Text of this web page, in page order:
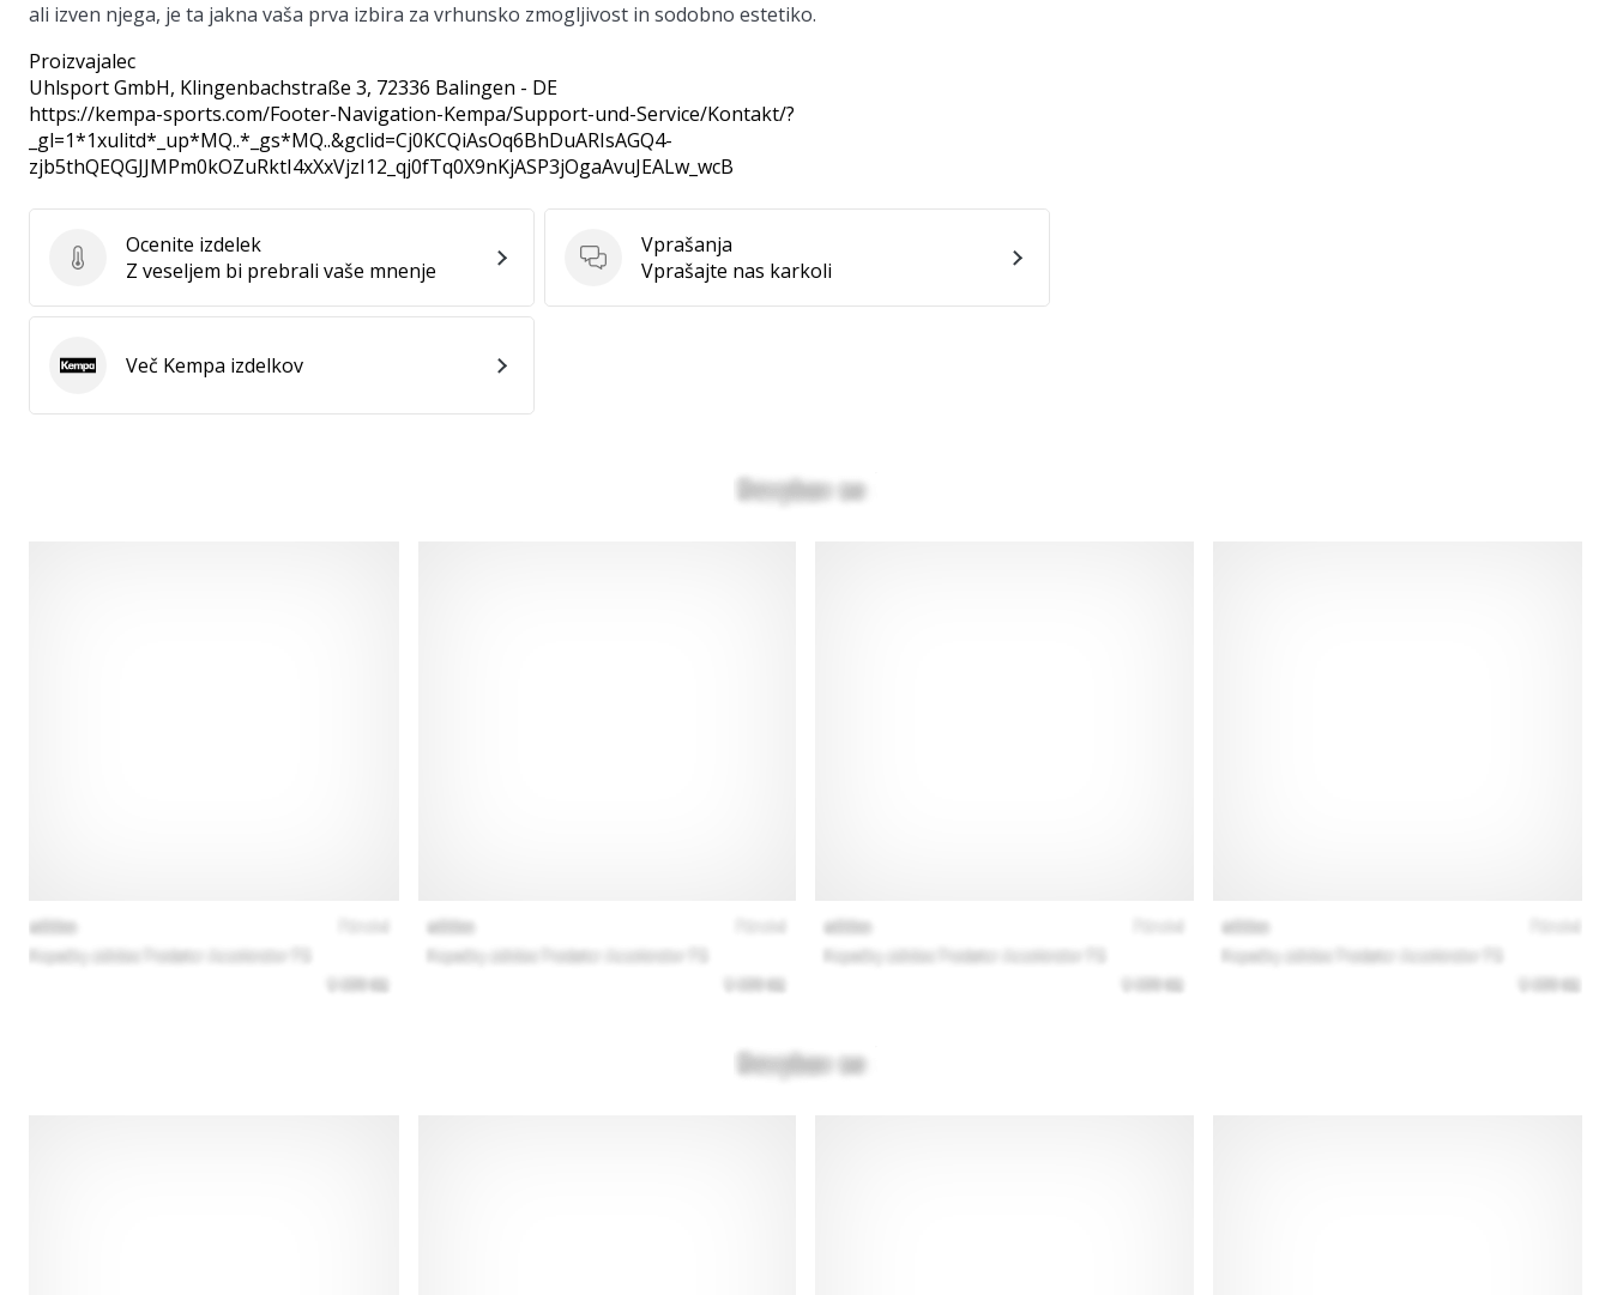
ali izven njega, je ta jakna vaša prva izbira za vrhunsko zmogljivost in sodobno estetiko.
Proizvajalec
Uhlsport GmbH, Klingenbachstraße 3, 72336 Balingen - DE
https://kempa-sports.com/Footer-Navigation-Kempa/Support-und-Service/Kontakt/?
_gl=1*1xulitd*_up*MQ..*_gs*MQ..&gclid=Cj0KCQiAsOq6BhDuARIsAGQ4-
zjb5thQEQGJJMPm0kOZuRktI4xXxVjzI12_qj0fTq0X9nKjASP3jOgaAvuJEALw_wcB
Ocenite izdelek
Ocenite izdelek
Z veseljem bi prebrali vaše mnenje
Vprašanja
Vprašanja
Vprašajte nas karkoli
KempaVeč Kempa izdelkov